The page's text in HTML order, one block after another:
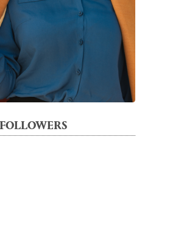
FOLLOWERS